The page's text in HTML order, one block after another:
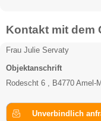
Kontakt mit dem
Frau Julie Servaty
Objektanschrift
Rodescht 6 , B4770 Amel-
Unverbindlich